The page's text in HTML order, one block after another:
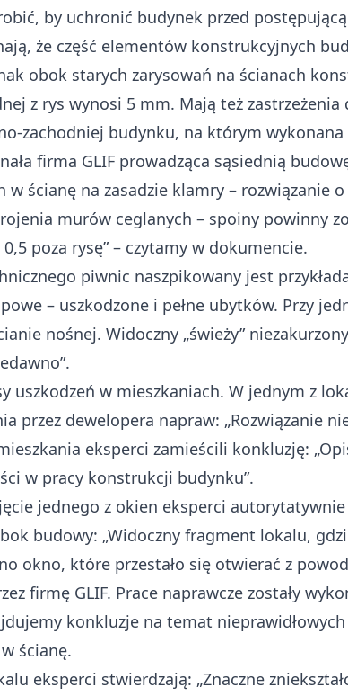
by uchronić budynek przed
że część elementów konstrukcyjnych
obok starych zarysowań na ścianach
z rys wynosi 5 mm. Mają też
zachodniej budynku, na którym
firma GLIF prowadząca sąsiednią
w ścianę na zasadzie klamry – rozwiązanie
murów ceglanych – spoiny powinny
poza rysę” – czytamy w dokumencie.
piwnic naszpikowany jest
– uszkodzone i pełne ubytków. Przy
nośnej. Widoczny „świeży”
uszkodzeń w mieszkaniach. W jednym z
przez dewelopera napraw: „Rozwiązanie
eksperci zamieścili konkluzję:
w pracy konstrukcji budynku”.
jednego z okien eksperci
budowy: „Widoczny fragment lokalu,
okno, które przestało się otwierać z
firmę GLIF. Prace naprawcze zostały
konkluzje na temat
ścianę.
eksperci stwierdzają: „Znaczne